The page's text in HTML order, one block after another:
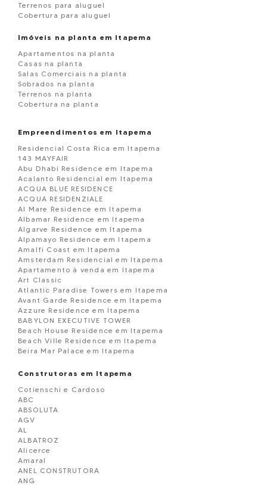
Terrenos para aluguel
Cobertura para aluguel
Imóveis na planta em Itapema
Apartamentos na planta
Casas na planta
Salas Comerciais na planta
Sobrados na planta
Terrenos na planta
Cobertura na planta
Empreendimentos em Itapema
Residencial Costa Rica em Itapema
143 MAYFAIR
Abu Dhabi Residence em Itapema
Acalanto Residencial em Itapema
ACQUA BLUE RESIDENCE
ACQUA RESIDENZIALE
Al Mare Residence em Itapema
Albamar Residence em Itapema
Algarve Residence em Itapema
Alpamayo Residence em Itapema
Amalfi Coast em Itapema
Amsterdam Residencial em Itapema
Apartamento à venda em Itapema
Art Classic
Atlantic Paradise Towers em Itapema
Avant Garde Residence em Itapema
Azzure Residence em Itapema
BABYLON EXECUTIVE TOWER
Beach House Residence em Itapema
Beach Ville Residence em Itapema
Beira Mar Palace em Itapema
BELVEDERE
Blue View em Itapema
Boulevard Dois 86 em Itapema
BOURBON RESIDENCE
Brandemburgo Residence em Itapema
BRISA DO MAR
Brooklyn Tower em Itapema
Campo Verde Loteamento em Itapema
Capadócia Residence em Itapema
Carmel Residence em Itapema
Carpe Diem em Itapema
Construtoras em Itapema
Cotienschi e Cardoso
ABC
ABSOLUTA
AGV
AL
ALBATROZ
Alicerce
Amaral
ANEL CONSTRUTORA
ANG